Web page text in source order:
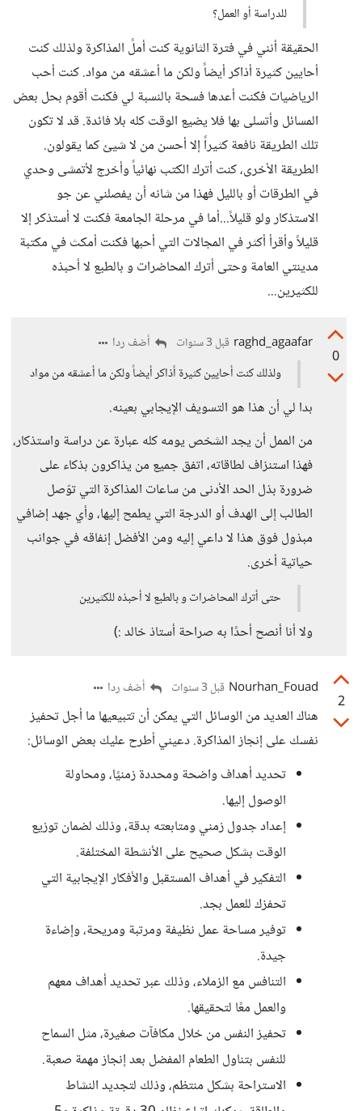
للدراسة أو العمل؟
الحقيقة أنني في فترة الثانوية كنت أملً المذاكرة ولذلك كنت
أحايين كثيرة أذاكر أيضاً ولكن ما أعشقه من مواد. كنت أحب
الرياضيات فكنت أعدها فسحة بالنسبة لي فكنت أقوم بحل بعض
المسائل وأتسلى بها فلا يضيع الوقت كله بلا فائدة. قد لا تكون
تلك الطريقة نافعة كثيراً إلا أحسن من لا شيئ كما يقولون.
الطريقة الأخرى، كنت أترك الكتب نهائياً وأخرج لأتمشى وحدي
في الطرقات أو بالليل فهذا من شانه أن يفصلني عن جو
الاستذكار ولو قليلاً...أما في مرحلة الجامعة فكنت لا أستذكر إلا
قليلاً وأقرأ أكثر في المجالات التي أحبها فكنت أمكث في مكتبة
مدينتي العامة وحتى أترك المحاضرات و بالطبع لا أحبذه
للكثيرين...
0
raghd_agaafar قبل 3 سنوات
أضف ردا
ولذلك كنت أحايين كثيرة أذاكر أيضاً ولكن ما أعشقه من مواد
بدا لي أن هذا هو التسويف الإيجابي بعينه.
من الممل أن يجد الشخص يومه كله عبارة عن دراسة واستذكار،
فهذا استنزاف لطاقاته، اتفق جميع من يذاكرون بذكاء على
ضرورة بذل الحد الأدنى من ساعات المذاكرة التي توّصل
الطالب إلى الهدف أو الدرجة التي يطمح إليها، وأي جهد إضافي
مبذول فوق هذا لا داعي إليه ومن الأفضل إنفاقه في جوانب
حياتية أخرى.
حتى أترك المحاضرات و بالطبع لا أحبذه للكثيرين
ولا أنا أنصح أحدًا به صراحة أستاذ خالد :)
2
Nourhan_Fouad قبل 3 سنوات أضف ردا
هناك العديد من الوسائل التي يمكن أن تتبيعيها ما أجل تحفيز
نفسك على إنجاز المذاكرة. دعيني أطرح عليك بعض الوسائل:
تحديد أهداف واضحة ومحددة زمنيًا، ومحاولة
الوصول إليها.
إعداد جدول زمني ومتابعته بدقة، وذلك لضمان توزيع
الوقت بشكل صحيح على الأنشطة المختلفة.
التفكير في أهداف المستقبل والأفكار الإيجابية التي
تحفزك للعمل بجد.
توفير مساحة عمل نظيفة ومرتبة ومريحة، وإضاءة
جيدة.
التنافس مع الزملاء، وذلك عبر تحديد أهداف معهم
والعمل معًا لتحقيقها.
تحفيز النفس من خلال مكافآت صغيرة، مثل السماح
للنفس بتناول الطعام المفضل بعد إنجاز مهمة صعبة.
الاستراحة بشكل منتظم، وذلك لتجديد النشاط